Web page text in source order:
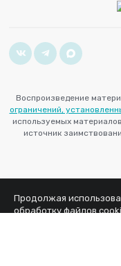
Воспроизведение
ограничений,
используемых
источник
Продолжая
обработку файлов